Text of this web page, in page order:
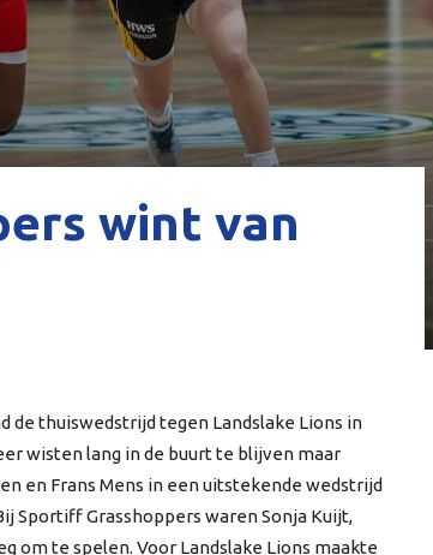
wint van
thuiswedstrijd tegen Landslake Lions in
wisten lang in de buurt te blijven maar
en Frans Mens in een uitstekende wedstrijd
Sportiff Grasshoppers waren Sonja Kuijt,
om te spelen. Voor Landslake Lions maakte